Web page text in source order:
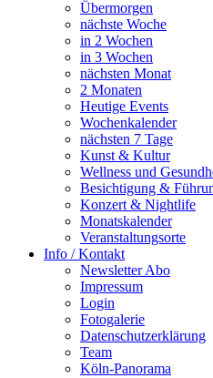
Übermorgen
nächste Woche
in 2 Wochen
in 3 Wochen
nächsten Monat
2 Monaten
Heutige Events
Wochenkalender
nächsten 7 Tage
Kunst & Kultur
Wellness und
Besichtigung &
Konzert & Nightlife
Monatskalender
Veranstaltungsorte
Info / Kontakt
Newsletter Abo
Impressum
Login
Fotogalerie
Datenschutzerklärung
Team
Köln-Panorama